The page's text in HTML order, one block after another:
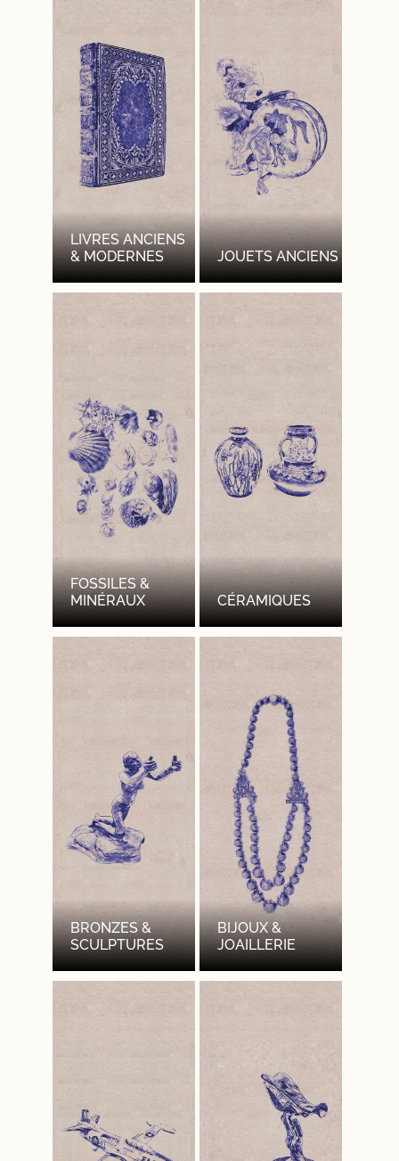
LIVRES ANCIENS
& MODERNES
JOUETS ANCIENS
FOSSILES &
MINÉRAUX
CÉRAMIQUES
BRONZES &
SCULPTURES
BIJOUX &
JOAILLERIE